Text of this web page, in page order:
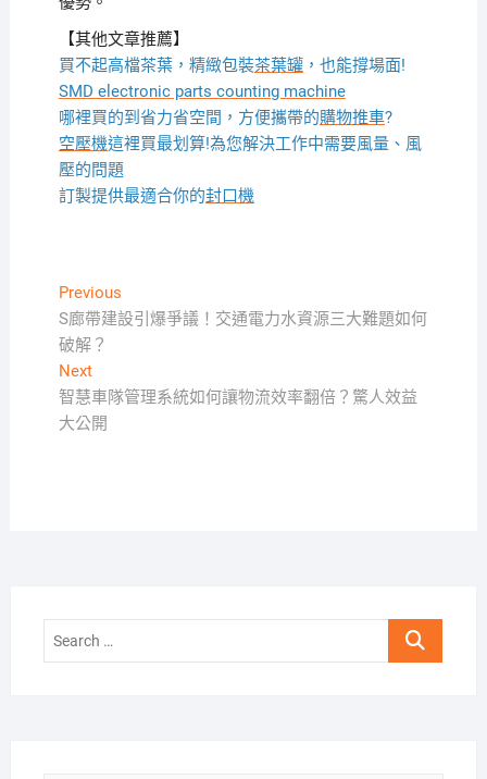
【其他文章推薦】
買不起高檔茶葉，精緻包裝茶葉罐，也能撐場面!
SMD electronic parts counting machine
哪裡買的到省力省空間，方便攜帶的購物推車?
空壓機這裡買最划算!為您解決工作中需要風量、風
壓的問題
訂製提供最適合你的封口機
文
章
導
覽
PreviousPrevious
post:
S廊帶建設引爆爭議！交通電力水資源三大難題如何
破解？
NextNext
post:
智慧車隊管理系統如何讓物流效率翻倍？驚人效益
大公開
Search